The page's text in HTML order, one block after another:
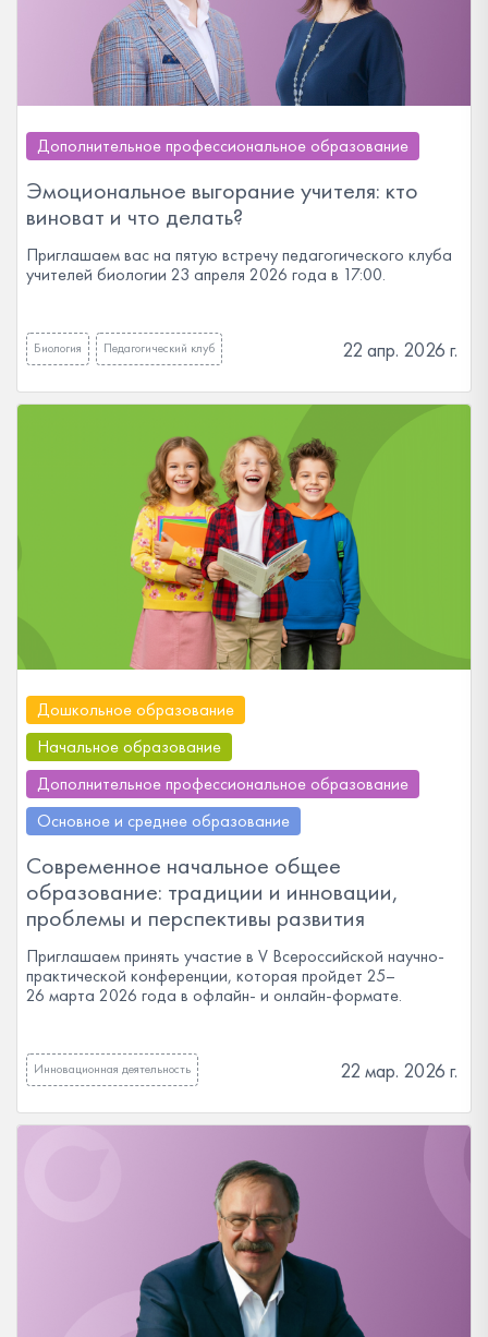
Дополнительное профессиональное образование
Эмоциональное выгорание учителя: кто
виноват и что делать?
Приглашаем вас на пятую встречу педагогического клуба
учителей биологии 23 апреля 2026 года в 17:00.
Биология Педагогический клуб 22 апр. 2026 г.
Дошкольное образование
Начальное образование
Дополнительное профессиональное образование
Основное и среднее образование
Современное начальное общее
образование: традиции и инновации,
проблемы и перспективы развития
Приглашаем принять участие в V Всероссийской научно-
практической конференции, которая пройдет 25–
26 марта 2026 года в офлайн- и онлайн-формате.
Инновационная деятельность 22 мар. 2026 г.